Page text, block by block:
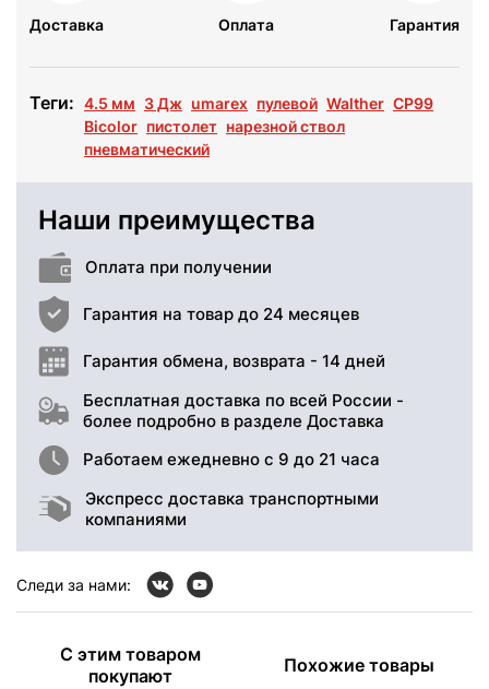
Доставка Оплата Гарантия
Теги: 4.5 мм 3 Дж umarex пулевой Walther CP99
Bicolor пистолет нарезной ствол
пневматический
Наши преимущества
Оплата при получении
Гарантия на товар до 24 месяцев
Гарантия обмена, возврата - 14 дней
Бесплатная доставка по всей России -
более подробно в разделе Доставка
Работаем ежедневно с 9 до 21 часа
Экспресс доставка транспортными
компаниями
Следи за нами:
С этим товаром
покупают
Похожие товары